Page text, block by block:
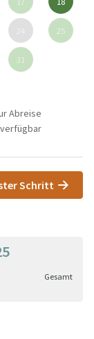
25
31
Abreise
Schritt
Gesamt